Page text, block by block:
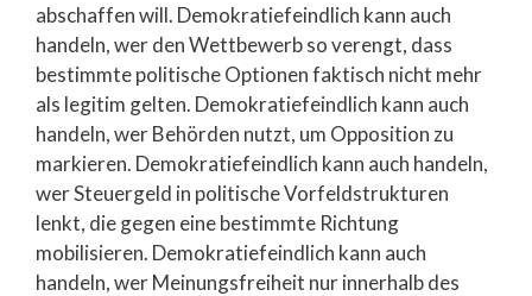
abschaffen will. Demokratiefeindlich kann auch
handeln, wer den Wettbewerb so verengt, dass
bestimmte politische Optionen faktisch nicht mehr
als legitim gelten. Demokratiefeindlich kann auch
handeln, wer Behörden nutzt, um Opposition zu
markieren. Demokratiefeindlich kann auch handeln,
wer Steuergeld in politische Vorfeldstrukturen
lenkt, die gegen eine bestimmte Richtung
mobilisieren. Demokratiefeindlich kann auch
handeln, wer Meinungsfreiheit nur innerhalb des